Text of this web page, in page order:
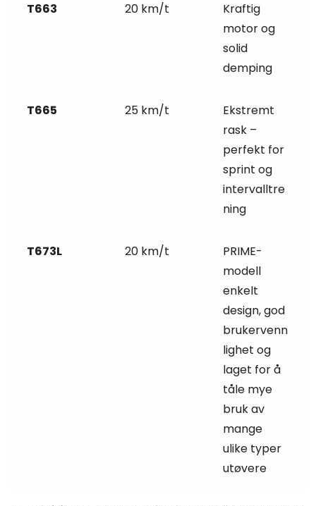
T663 20 km/t
Kraftig
motor og
solid
demping
T665 25 km/t
Ekstremt
rask –
perfekt for
sprint og
intervalltre
ning
T673L 20 km/t
PRIME-
modell
enkelt
design, god
brukervenn
lighet og
laget for å
tåle mye
bruk av
mange
ulike typer
utøvere